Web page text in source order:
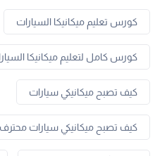
كورس تعليم ميكانيكا السيارات
كورس كامل لتعليم ميكانيكا
كيف تصبح ميكانيكي سيارات
كيف تصبح ميكانيكي سيارات محترف